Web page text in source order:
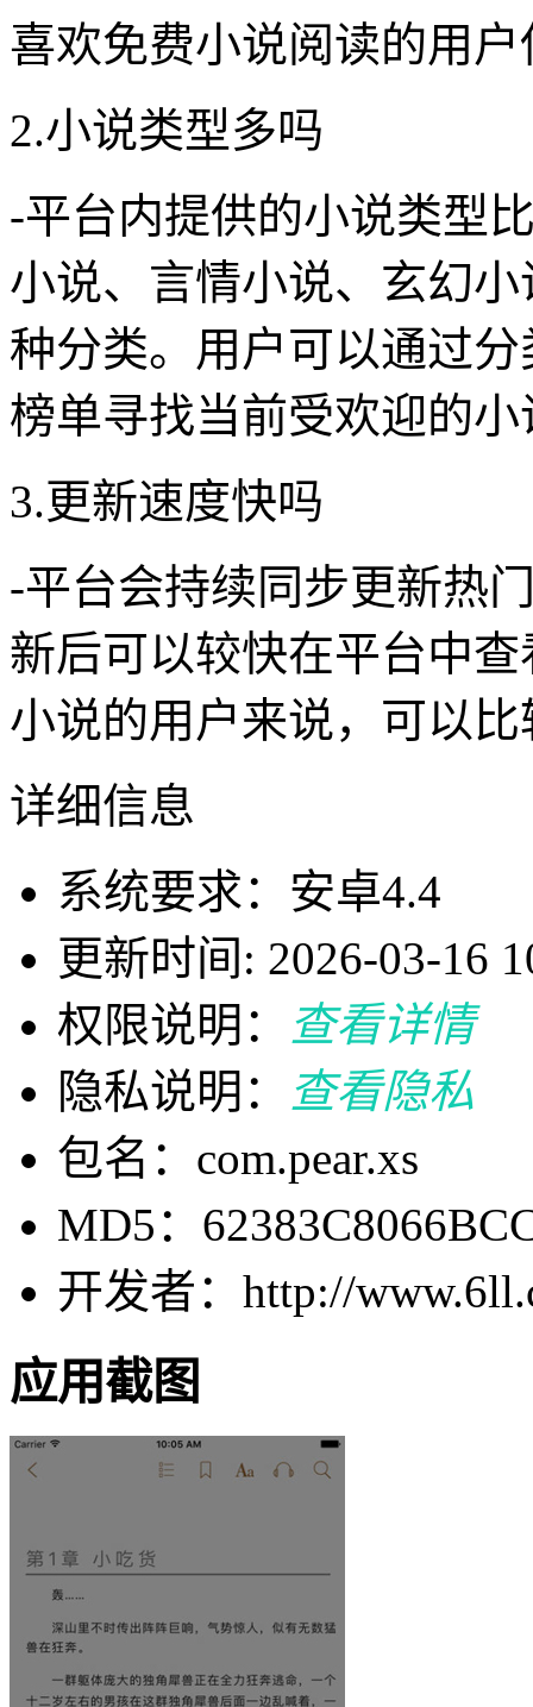
喜欢免费小说阅读的用户
2.小说类型多吗
-平台内提供的小说类型
小说、言情小说、玄幻
种分类。用户可以通过
榜单寻找当前受欢迎的
3.更新速度快吗
-平台会持续同步更新热
新后可以较快在平台中
小说的用户来说，可以
详细信息
系统要求：安卓4.4
更新时间: 2026-03-16
权限说明：
查看详情
隐私说明：
查看隐私
包名：com.pear.xs
MD5：
开发者：http://
应用截图